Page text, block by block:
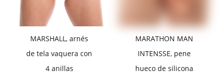
MARSHALL, arnés
de tela vaquera con
4 anillas
MARATHON MAN
INTENSSE, pene
hueco de silicona